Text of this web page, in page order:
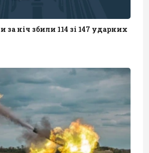
за ніч збили 114 зі 147 ударних